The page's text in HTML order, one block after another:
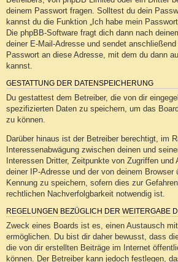
deinem Passwort fragen. Solltest du dein
kannst du die Funktion „Ich habe mein
Die phpBB-Software fragt dich dann nach
deiner E-Mail-Adresse und sendet
Passwort an diese Adresse, mit dem du dann
kannst.
GESTATTUNG DER DATENSPEICHERUNG
Du gestattest dem Betreiber, die von dir
spezifizierten Daten zu speichern, um das
zu können.
Darüber hinaus ist der Betreiber berechtigt, im
Interessenabwägung zwischen deinen und
Interessen Dritter, Zeitpunkte von Zugriffen
deiner IP-Adresse und der von deinem Browser
Kennung zu speichern, sofern dies zur
rechtlichen Nachverfolgbarkeit notwendig ist.
REGELUNGEN BEZÜGLICH DER WEITERGABE
Zweck eines Boards ist es, einen Austausch
ermöglichen. Du bist dir daher bewusst, dass
die von dir erstellten Beiträge im Internet
können. Der Betreiber kann jedoch festlegen,